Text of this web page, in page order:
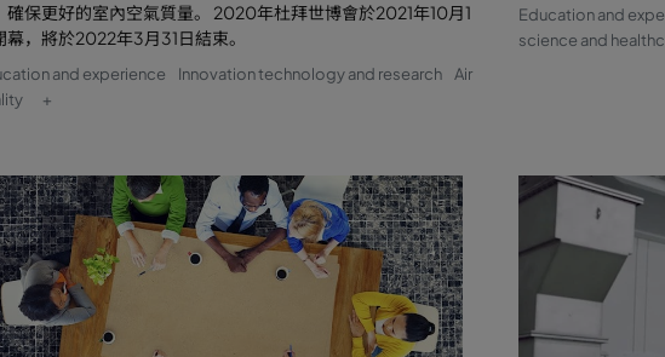
確保更好的室內空氣質量。 2020年杜拜世博會於2021年10月1
幕，將於2022年3月31日結束。
and experience Innovation technology and research
Air
+
Education and
science and